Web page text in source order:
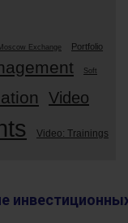
Moscow Exchange Portfolio
Soft
Video
Video: Trainings